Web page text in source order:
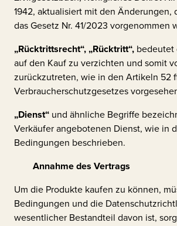
1942, aktualisiert mit den Änderungen,
das Gesetz Nr. 41/2023 vorgenommen
„Rücktrittsrecht“, „Rücktritt“, bedeutet
auf den Kauf zu verzichten und somit
zurückzutreten, wie in den Artikeln 52
Verbraucherschutzgesetzes
„Dienst“ und ähnliche Begriffe
Verkäufer angebotenen Dienst, wie in
Bedingungen beschrieben.
Annahme des Vertrags
Um die Produkte kaufen zu können,
Bedingungen und die
wesentlicher Bestandteil davon ist,